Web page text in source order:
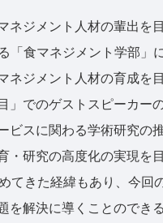
ジメント人材の輩出を
「食マネジメント学部」
ネジメント人材の育成を
でのゲストスピーカー
ビスに関わる学術研究の
研究の高度化の実現を目
きた経緯もあり、今回
解決に導くことのでき